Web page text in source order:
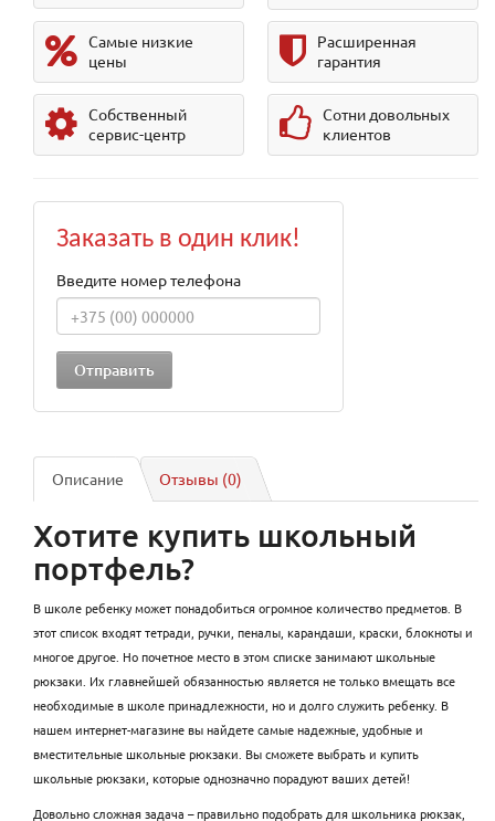
Самые низкие
цены
Расширенная
гарантия
Собственный
сервис-центр
Сотни довольных
клиентов
Заказать в один клик!
Введите номер телефона
Описание Отзывы (0)
Хотите купить школьный
портфель?
В школе ребенку может понадобиться огромное количество предметов. В
этот список входят тетради, ручки, пеналы, карандаши, краски, блокноты и
многое другое. Но почетное место в этом списке занимают школьные
рюкзаки. Их главнейшей обязанностью является не только вмещать все
необходимые в школе принадлежности, но и долго служить ребенку. В
нашем интернет-магазине вы найдете самые надежные, удобные и
вместительные школьные рюкзаки. Вы сможете выбрать и купить
школьные рюкзаки, которые однозначно порадуют ваших детей!
Довольно сложная задача – правильно подобрать для школьника рюкзак,